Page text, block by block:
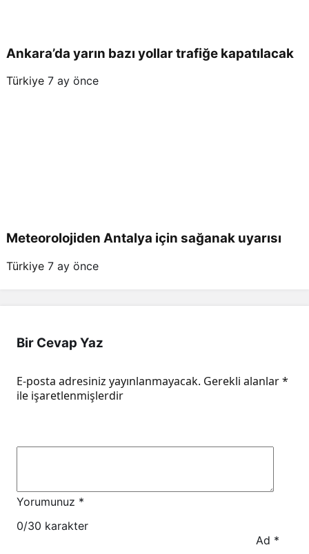
Ankara’da yarın bazı yollar trafiğe kapatılacak
Türkiye 7 ay önce
Meteorolojiden Antalya için sağanak uyarısı
Türkiye 7 ay önce
Bir Cevap Yaz
E-posta adresiniz yayınlanmayacak. Gerekli alanlar*
ile işaretlenmişlerdir
Yorumunuz *
0/30 karakter
Ad *